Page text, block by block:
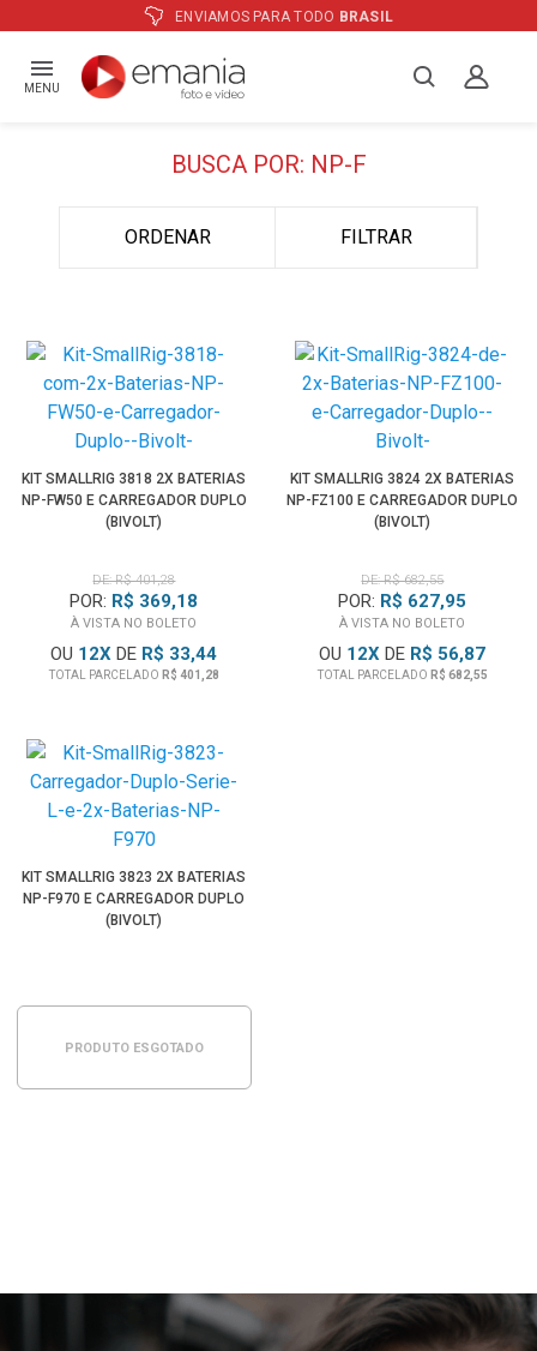
ENVIAMOS PARA TODO BRASIL
MENU
BUSCA POR: NP-F
ORDENAR FILTRAR
KIT SMALLRIG 3818 2X BATERIAS
NP-FW50 E CARREGADOR DUPLO
(BIVOLT)
DE: R$ 401,28
POR: R$ 369,18
À VISTA NO BOLETO
OU 12X DE R$ 33,44
TOTAL PARCELADO R$ 401,28
KIT SMALLRIG 3824 2X BATERIAS
NP-FZ100 E CARREGADOR DUPLO
(BIVOLT)
DE: R$ 682,55
POR: R$ 627,95
À VISTA NO BOLETO
OU 12X DE R$ 56,87
TOTAL PARCELADO R$ 682,55
KIT SMALLRIG 3823 2X BATERIAS
NP-F970 E CARREGADOR DUPLO
(BIVOLT)
PRODUTO ESGOTADO